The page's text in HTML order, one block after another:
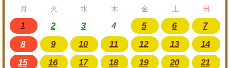
月 火 水 木 金 土 日
1 2 3 4 5 6
7
8
9 10 11 12 13
14
15
16 17 18 19 20
21